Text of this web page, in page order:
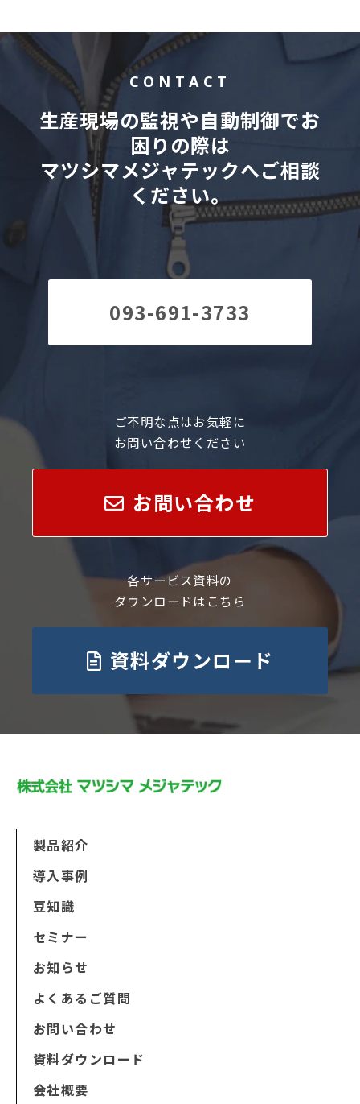
CONTACT
生産現場の監視や自動制御でお
困りの際は
マツシマメジャテックへご相談
ください。
093-691-3733
ご不明な点はお気軽に
お問い合わせください
お問い合わせ
各サービス資料の
ダウンロードはこちら
資料ダウンロード
製品紹介
導入事例
豆知識
セミナー
お知らせ
よくあるご質問
お問い合わせ
資料ダウンロード
会社概要